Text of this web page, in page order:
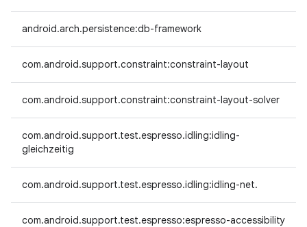
android.arch.persistence:db-framework
com.android.support.constraint:constraint-layout
com.android.support.constraint:constraint-layout-solver
com.android.support.test.espresso.idling:idling-
gleichzeitig
com.android.support.test.espresso.idling:idling-net.
com.android.support.test.espresso:espresso-accessibility